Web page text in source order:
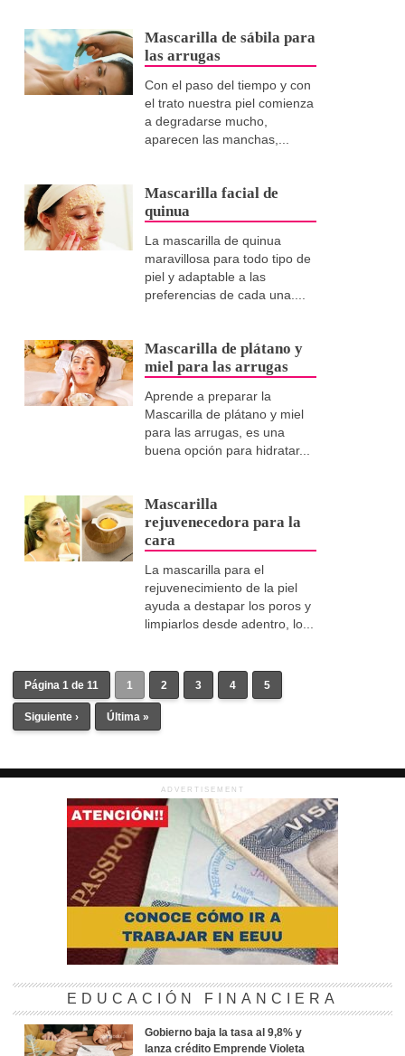
Mascarilla de sábila para
las arrugas
Con el paso del tiempo y con
el trato nuestra piel comienza
a degradarse mucho,
aparecen las manchas,...
Mascarilla facial de
quinua
La mascarilla de quinua
maravillosa para todo tipo de
piel y adaptable a las
preferencias de cada una....
Mascarilla de plátano y
miel para las arrugas
Aprende a preparar la
Mascarilla de plátano y miel
para las arrugas, es una
buena opción para hidratar...
Mascarilla
rejuvenecedora para la
cara
La mascarilla para el
rejuvenecimiento de la piel
ayuda a destapar los poros y
limpiarlos desde adentro, lo...
Página 1 de 11 1 2 3 4 5
Siguiente › Última »
ADVERTISEMENT
EDUCACIÓN FINANCIERA
Gobierno baja la tasa al 9,8% y
lanza crédito Emprende Violeta